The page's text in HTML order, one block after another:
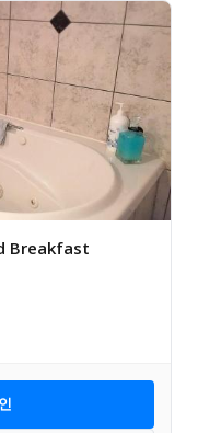
Breakfast